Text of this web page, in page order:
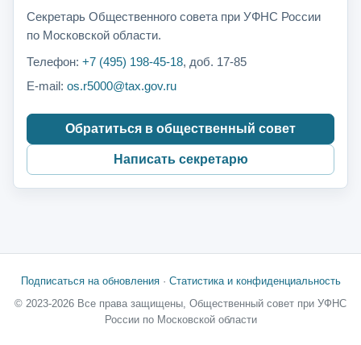
Секретарь Общественного совета при УФНС России
по Московской области.
Телефон: +7 (495) 198-45-18, доб. 17-85
E-mail: os.r5000@tax.gov.ru
Обратиться в общественный совет
Написать секретарю
Подписаться на обновления· Статистика и конфиденциальность
© 2023-2026 Все права защищены, Общественный совет при УФНС
России по Московской области